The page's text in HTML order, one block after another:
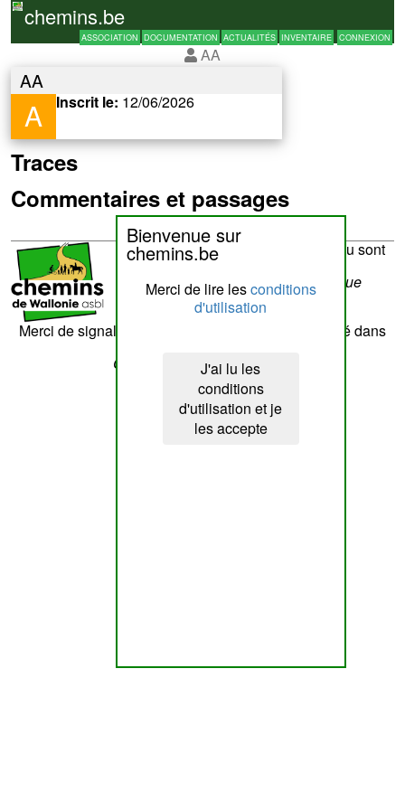
chemins.be
ASSOCIATION DOCUMENTATION ACTUALITÉS INVENTAIRE CONNEXION
AA
Bienvenue sur
chemins.be
Merci de lire lesconditions
d'utilisation
J'ai lu les
conditions
d'utilisation et je
les accepte
AA
A Inscrit le: 12/06/2026
Traces
Commentaires et passages
La réalisation du site et son contenu sont
sous la responsabilité de
Chemins de Wallonie asbl - Rue
Laschet,8 - 4852 Hombourg
Nous contacter
Merci de signaler tout contenu erroné. Il sera corrigé dans
Cette page a été vue??